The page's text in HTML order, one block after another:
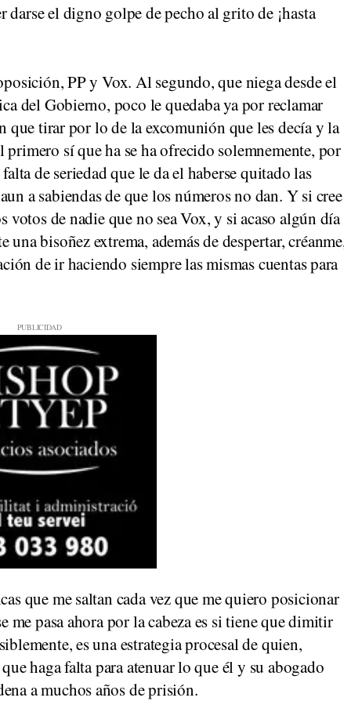
el digno golpe de pecho al grito de ¡hasta
PP y Vox. Al segundo, que niega desde el
del Gobierno, poco le quedaba ya por reclamar
que tirar por lo de la excomunión que les decía y la
sí que ha se ha ofrecido solemnemente, por
de seriedad que le da el haberse quitado las
a sabiendas de que los números no dan. Y si cree
votos de nadie que no sea Vox, y si acaso algún día
bisoñez extrema, además de despertar,
de ir haciendo siempre las mismas cuentas para
que me saltan cada vez que me quiero posicionar
pasa ahora por la cabeza es si tiene que dimitir
es una estrategia procesal de quien,
haga falta para atenuar lo que él y su abogado
a muchos años de prisión.